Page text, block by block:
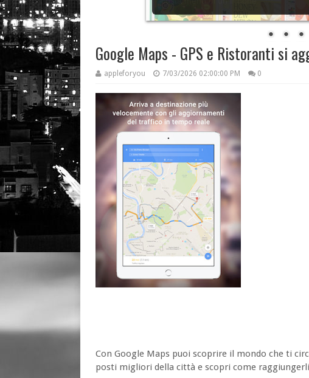
Google Maps - GPS e Ristoranti si
appleforyou 7/03/2026 02:00:00 PM 0
Con Google Maps puoi scoprire il mondo che ti
posti migliori della città e scopri come